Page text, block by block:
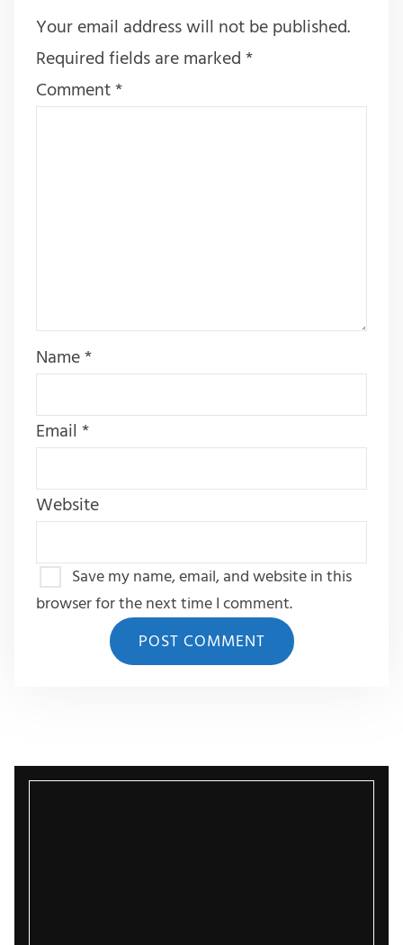
Your email address will not be published.
Required fields are marked*
Comment*
Name*
Email*
Website
Save my name, email, and website in this
browser for the next time I comment.